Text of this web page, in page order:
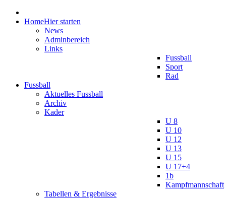
HomeHier starten
News
Adminbereich
Links
Fussball
Sport
Rad
Fussball
Aktuelles Fussball
Archiv
Kader
U 8
U 10
U 12
U 13
U 15
U 17+4
1b
Kampfmannschaft
Tabellen & Ergebnisse